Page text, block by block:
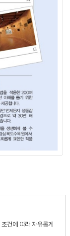
조건에 따라 자유롭게